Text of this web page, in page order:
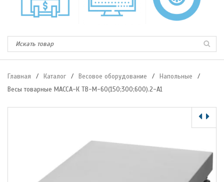
Главная / Каталог / Весовое оборудование / Напольные
/
Весы товарные МАССА-К ТВ-М-60(150;300;600).2-А1